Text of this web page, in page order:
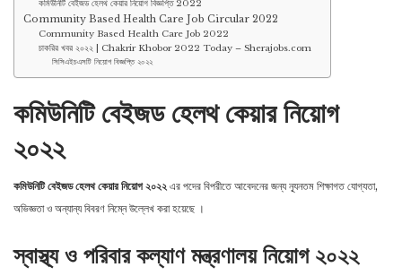
কমিউনিটি বেইজড হেলথ কেয়ার নিয়োগ বিজ্ঞপ্তি 2022
Community Based Health Care Job Circular 2022
Community Based Health Care Job 2022
চাকরির খবর ২০২২ | Chakrir Khobor 2022 Today – Sherajobs.com
সিসিএইচএসটি নিয়োগ বিজ্ঞপ্তি ২০২২
কমিউনিটি বেইজড হেলথ কেয়ার নিয়োগ
২০২২
কমিউনিটি বেইজড হেলথ কেয়ার নিয়োগ ২০২২ এর পদের বিপরীতে আবেদনের জন্য ন্যূনতম শিক্ষাগত যােগ্যতা,
অভিজ্ঞতা ও অন্যান্য বিবরণ নিম্নে উল্লেখ করা হয়েছে ।
স্বাস্থ্য ও পরিবার কল্যাণ মন্ত্রণালয় নিয়োগ ২০২২